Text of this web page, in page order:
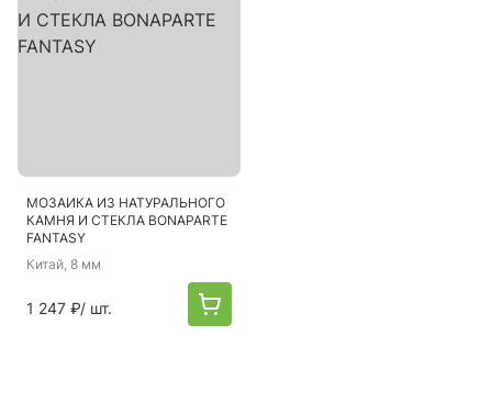
МОЗАИКА ИЗ НАТУРАЛЬНОГО
КАМНЯ И СТЕКЛА BONAPARTE
FANTASY
Китай, 8 мм
1 247 ₽/ шт.